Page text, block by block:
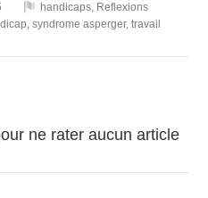
handicaps, Reflexions
,syndrome asperger,travail
ne rater aucun article